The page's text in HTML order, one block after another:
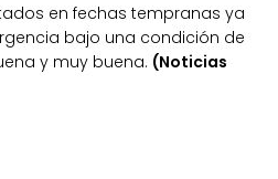
en fechas tempranas ya
bajo una condición de
y muy buena. (Noticias